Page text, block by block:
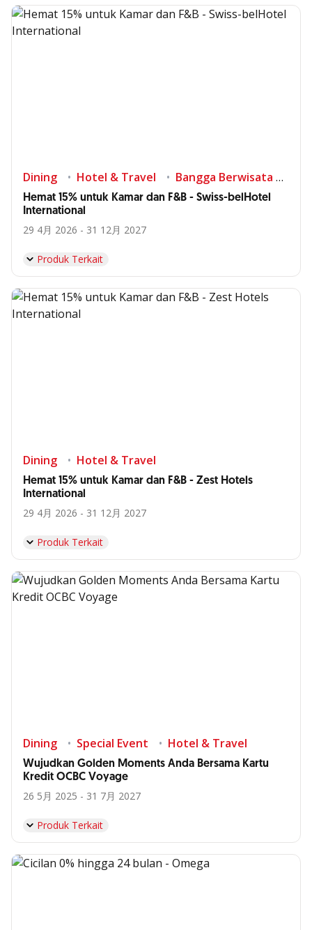
Dining Hotel & Travel Bangga Berwisata di Indonesia
Hemat 15% untuk Kamar dan F&B - Swiss-belHotel
International
29 4月 2026 - 31 12月 2027
Produk Terkait
Dining Hotel & Travel
Hemat 15% untuk Kamar dan F&B - Zest Hotels
International
29 4月 2026 - 31 12月 2027
Produk Terkait
Dining Special Event Hotel & Travel
Wujudkan Golden Moments Anda Bersama Kartu
Kredit OCBC Voyage
26 5月 2025 - 31 7月 2027
Produk Terkait